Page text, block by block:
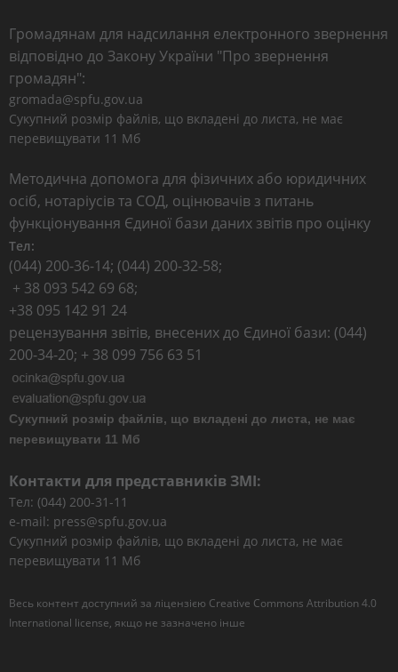
Громадянам для надсилання електронного звернення
відповідно до Закону України "Про звернення
громадян":
gromada@spfu.gov.ua
Сукупний розмір файлів, що вкладені до листа, не має
перевищувати 11 Мб
Методична допомога для фізичних або юридичних
осіб, нотаріусів та СОД, оцінювачів з питань
функціонування Єдиної бази даних звітів про оцінку
Тел:
(044) 200-36-14; (044) 200-32-58;
+ 38 093 542 69 68;
+38 095 142 91 24
рецензування звітів, внесених до Єдиної бази: (044)
200-34-20; + 38 099 756 63 51
Сукупний розмір файлів, що вкладені до листа, не має
перевищувати 11 Мб
Контакти для представників ЗМІ:
Тел: (044) 200-31-11
e-mail: press@spfu.gov.ua
Сукупний розмір файлів, що вкладені до листа, не має
перевищувати 11 Мб
Весь контент доступний за ліцензією Creative Commons Attribution 4.0
International license, якщо не зазначено інше